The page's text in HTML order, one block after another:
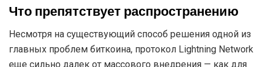
Что препятствует распространению
Несмотря на существующий способ решения одной из
главных проблем биткоина, протокол Lightning Network
еще сильно далек от массового внедрения — как для